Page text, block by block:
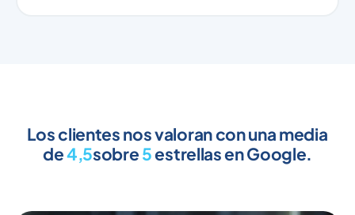
Los clientes nos valoran con una media
de4,5sobre5estrellas en Google.